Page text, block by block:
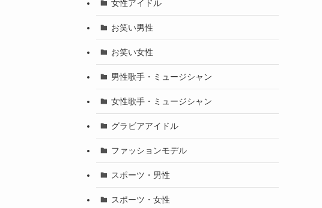
女性アイドル
お笑い男性
お笑い女性
男性歌手・ミュージシャン
女性歌手・ミュージシャン
グラビアアイドル
ファッションモデル
スポーツ・男性
スポーツ・女性